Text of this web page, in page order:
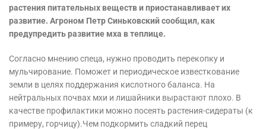
растения питательных веществ и приостанавливает их
развитие. Агроном Петр Синьковский сообщил, как
предупредить развитие мха в теплице.
Согласно мнению спеца, нужно проводить перекопку и
мульчирование. Поможет и периодическое известкование
земли в целях поддержания кислотного баланса. На
нейтральных почвах мхи и лишайники вырастают плохо. В
качестве профилактики можно посеять растения-сидераты (к
примеру, горчицу).Чем подкормить сладкий перец